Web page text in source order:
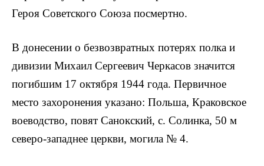
Героя Советского Союза посмертно.
В донесении о безвозвратных потерях полка и
дивизии Михаил Сергеевич Черкасов значится
погибшим 17 октября 1944 года. Первичное
место захоронения указано: Польша, Краковское
воеводство, повят Санокский, с. Солинка, 50 м
северо-западнее церкви, могила № 4.